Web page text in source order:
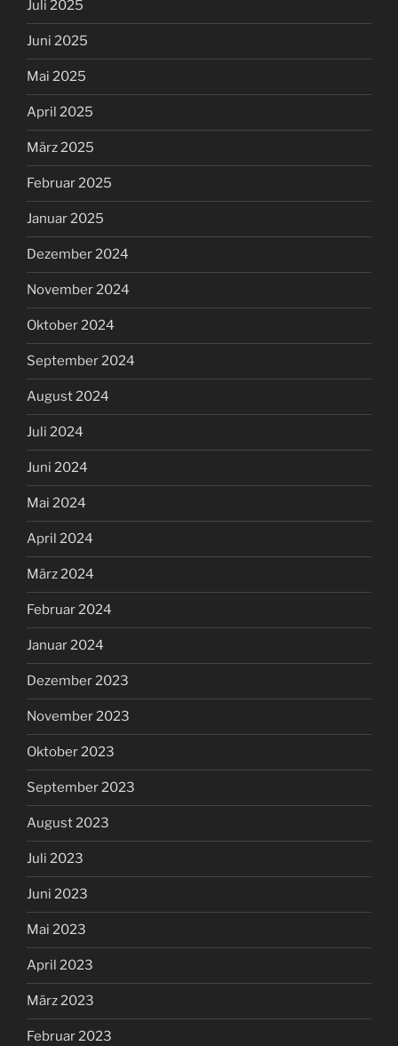
Juli 2025
Juni 2025
Mai 2025
April 2025
März 2025
Februar 2025
Januar 2025
Dezember 2024
November 2024
Oktober 2024
September 2024
August 2024
Juli 2024
Juni 2024
Mai 2024
April 2024
März 2024
Februar 2024
Januar 2024
Dezember 2023
November 2023
Oktober 2023
September 2023
August 2023
Juli 2023
Juni 2023
Mai 2023
April 2023
März 2023
Februar 2023